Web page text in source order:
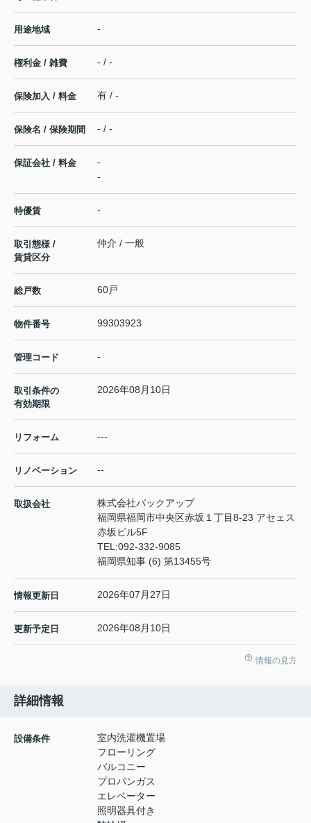
用途地域 -
権利金 / 雑費 - / -
保険加入 / 料金 有 / -
保険名 / 保険期間 - / -
保証会社 / 料金
-
-
特優賃 -
取引態様 /
賃貸区分
仲介 / 一般
総戸数 60戸
物件番号 99303923
管理コード -
取引条件の
有効期限
2026年08月10日
リフォーム ---
リノベーション --
取扱会社
株式会社バックアップ
福岡県福岡市中央区赤坂１丁目8-23 アセェス
赤坂ビル5F
TEL:092-332-9085
福岡県知事 (6) 第13455号
情報更新日 2026年07月27日
更新予定日 2026年08月10日
情報の見方
詳細情報
設備条件
室内洗濯機置場
フローリング
バルコニー
プロパンガス
エレベーター
照明器具付き